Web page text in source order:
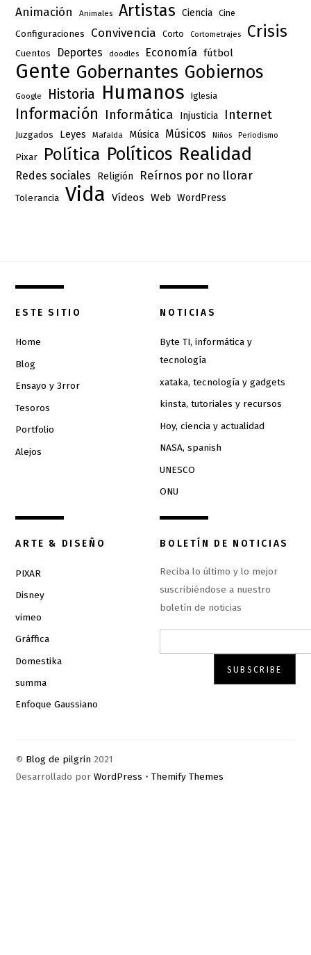
Animación Animales Artistas Ciencia Cine
Configuraciones Convivencia Corto Cortometrajes Crisis
Cuentos Deportes doodles Economía fútbol
Gente Gobernantes Gobiernos
Google Historia Humanos Iglesia
Información Informática Injusticia Internet
Juzgados Leyes Mafalda Música Músicos Niños Periodismo
Pixar Política Políticos Realidad
Redes sociales Religión Reírnos por no llorar
Tolerancia Vida Vídeos Web WordPress
ESTE SITIO
Home
Blog
Ensayo y 3rror
Tesoros
Portfolio
Alejos
NOTICIAS
Byte TI, informática y
tecnología
xataka, tecnología y gadgets
kinsta, tutoriales y recursos
Hoy, ciencia y actualidad
NASA, spanish
UNESCO
ONU
ARTE & DISEÑO
PIXAR
Disney
vimeo
Gráffica
Domestika
summa
Enfoque Gaussiano
BOLETÍN DE NOTICIAS
Reciba lo último y lo mejor
suscribiéndose a nuestro
boletín de noticias
© Blog de pilgrin 2021
Desarrollado porWordPress •Themify Themes